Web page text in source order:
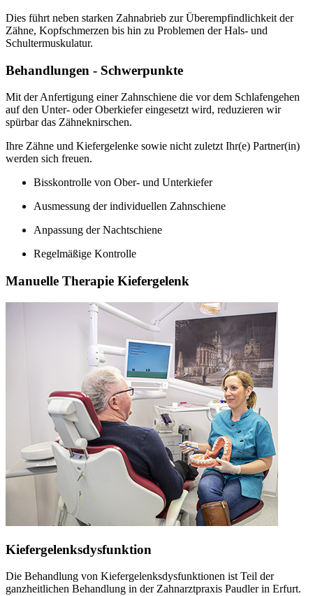
Dies führt neben starken Zahnabrieb zur Überempfindlichkeit der
Zähne, Kopfschmerzen bis hin zu Problemen der Hals- und
Schultermuskulatur.
Behandlungen - Schwerpunkte
Mit der Anfertigung einer Zahnschiene die vor dem Schlafengehen
auf den Unter- oder Oberkiefer eingesetzt wird, reduzieren wir
spürbar das Zähneknirschen.
Ihre Zähne und Kiefergelenke sowie nicht zuletzt Ihr(e) Partner(in)
werden sich freuen.
Bisskontrolle von Ober- und Unterkiefer
Ausmessung der individuellen Zahnschiene
Anpassung der Nachtschiene
Regelmäßige Kontrolle
Manuelle Therapie Kiefergelenk
Kiefergelenksdysfunktion
Die Behandlung von Kiefergelenksdysfunktionen ist Teil der
ganzheitlichen Behandlung in der Zahnarztpraxis Paudler in Erfurt.